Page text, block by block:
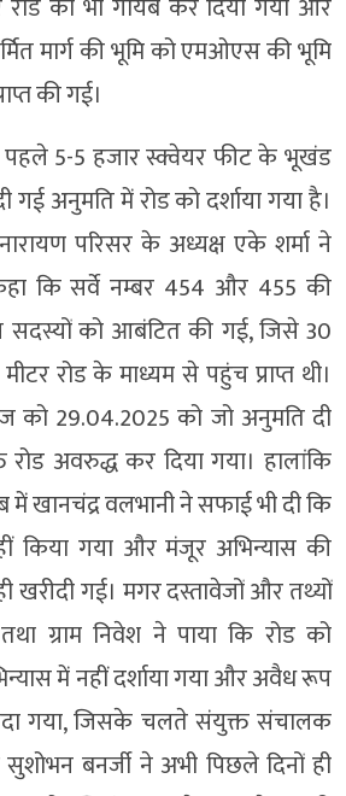
को भी गायब कर दिया गया और
मार्ग की भूमि को एमओएस की भूमि
की गई।
पहले 5-5 हजार स्क्वेयर फीट के भूखंड
अनुमति में रोड को दर्शाया गया है।
परिसर के अध्यक्ष एके शर्मा ने
कि सर्वे नम्बर 454 और 455 की
सदस्यों को आबंटित की गई, जिसे 30
रोड के माध्यम से पहुंच प्राप्त थी।
को 29.04.2025 को जो अनुमति दी
अवरुद्ध कर दिया गया। हालांकि
खानचंद्र वलभानी ने सफाई भी दी कि
किया गया और मंजूर अभिन्यास की
खरीदी गई। मगर दस्तावेजों और तथ्यों
ग्राम निवेश ने पाया कि रोड को
में नहीं दर्शाया गया और अवैध रूप
गया, जिसके चलते संयुक्त संचालक
बनर्जी ने अभी पिछले दिनों ही